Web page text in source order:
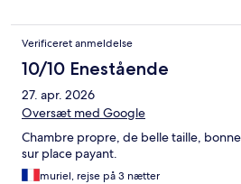
Verificeret anmeldelse
10/10 Enestående
27. apr. 2026
Oversæt med Google
Chambre propre, de belle taille,
sur place payant.
muriel, rejse på 3 nætter